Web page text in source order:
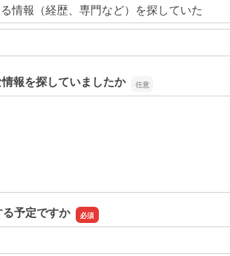
情報（経歴、専門など）を探していた
報を探していましたか
報を探していましたか
予定ですか